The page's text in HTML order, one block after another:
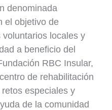
denominada
el objetivo de
locales y
a beneficio del
RBC Insular,
de rehabilitación
especiales y
de la comunidad